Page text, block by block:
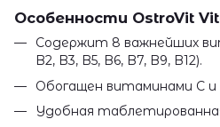
Особенности OstroVit
Содержит 8 важнейших
B2, B3, B5, B6, B7, B9, B12).
Обогащен витаминами C и
Удобная